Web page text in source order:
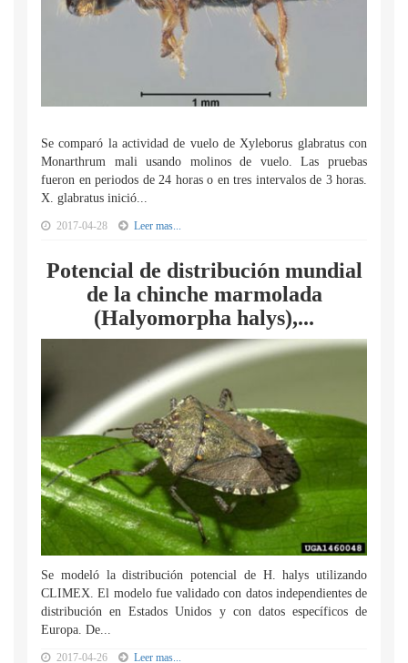
Se comparó la actividad de vuelo de Xyleborus glabratus con
Monarthrum mali usando molinos de vuelo. Las pruebas
fueron en periodos de 24 horas o en tres intervalos de 3 horas.
X. glabratus inició...
2017-04-28 Leer mas...
Potencial de distribución mundial
de la chinche marmolada
(Halyomorpha halys),...
Se modeló la distribución potencial de H. halys utilizando
CLIMEX. El modelo fue validado con datos independientes de
distribución en Estados Unidos y con datos específicos de
Europa. De...
2017-04-26 Leer mas...